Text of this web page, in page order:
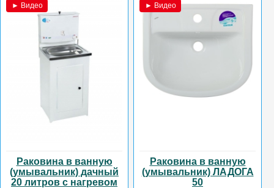
► Видео
Раковина в ванную
(умывальник) дачный
20 литров с нагревом
► Видео
Раковина в ванную
(умывальник) ЛАДОГА
50